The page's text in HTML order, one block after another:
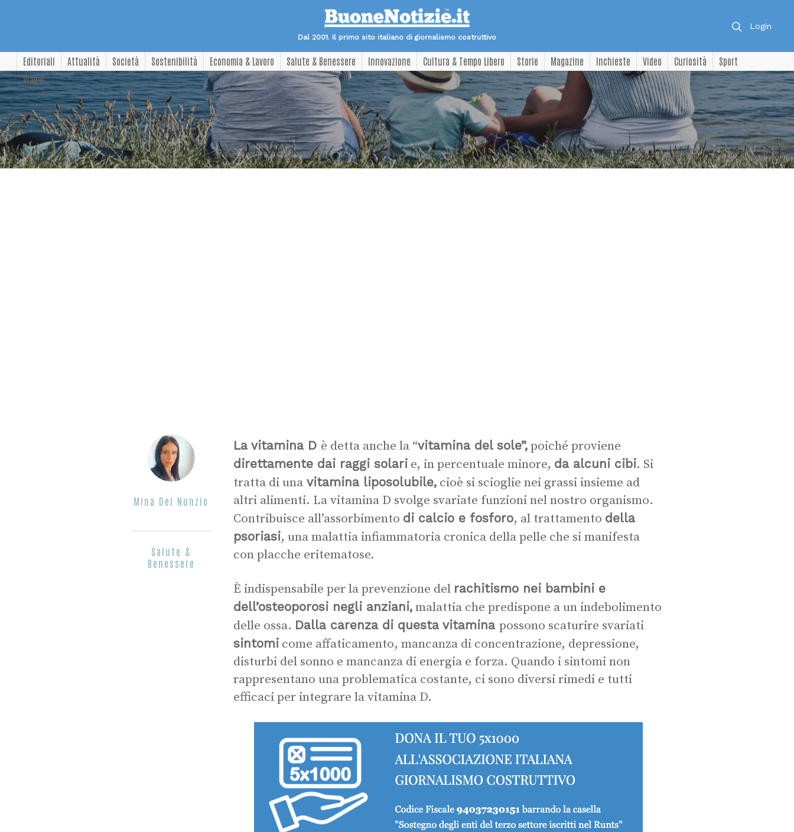
Dal 2001. Il primo sito italiano di giornalismo costruttivo
Login
Editoriali Attualità Società Sostenibilità Economia & Lavoro Salute & Benessere Innovazione Cultura & Tempo Libero Storie Magazine Inchieste Video Curiosità
Sport
Viaggi
Mina Del Nunzio
Salute &
Benessere
La vitamina D è detta anche la “vitamina del sole”, poiché proviene
direttamente dai raggi solari e, in percentuale minore, da alcuni cibi. Si
tratta di una vitamina liposolubile, cioè si scioglie nei grassi insieme ad
altri alimenti. La vitamina D svolge svariate funzioni nel nostro organismo.
Contribuisce all’assorbimento di calcio e fosforo, al trattamento della
psoriasi, una malattia infiammatoria cronica della pelle che si manifesta
con placche eritematose.
È indispensabile per la prevenzione del rachitismo nei bambini e
dell’osteoporosi negli anziani, malattia che predispone a un indebolimento
delle ossa. Dalla carenza di questa vitamina possono scaturire svariati
sintomi come affaticamento, mancanza di concentrazione, depressione,
disturbi del sonno e mancanza di energia e forza. Quando i sintomi non
rappresentano una problematica costante, ci sono diversi rimedi e tutti
efficaci per integrare la vitamina D.